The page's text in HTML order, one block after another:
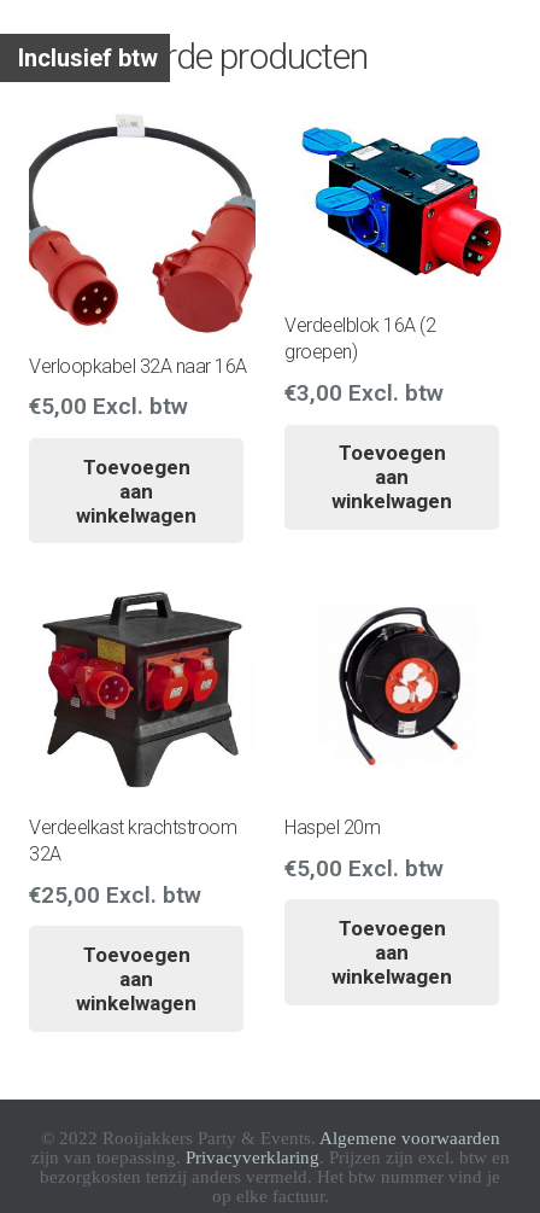
Inclusief btw
Gerelateerde producten
Verloopkabel 32A naar 16A
€5,00 Excl. btw
Toevoegen
aan
winkelwagen
Verdeelblok 16A (2
groepen)
€3,00 Excl. btw
Toevoegen
aan
winkelwagen
Verdeelkast krachtstroom
32A
€25,00 Excl. btw
Toevoegen
aan
winkelwagen
Haspel 20m
€5,00 Excl. btw
Toevoegen
aan
winkelwagen
© 2022 Rooijakkers Party & Events. Algemene voorwaarden
zijn van toepassing. Privacyverklaring. Prijzen zijn excl. btw en
bezorgkosten tenzij anders vermeld. Het btw nummer vind je
op elke factuur.